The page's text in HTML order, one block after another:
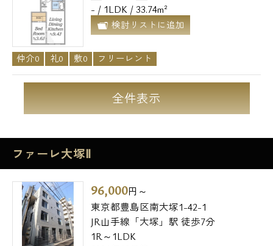
- / 1LDK / 33.74m²
検討リストに追加
仲介0 礼0 敷0 フリーレント
全件表示
ファーレ大塚Ⅱ
96,000円～
東京都豊島区南大塚1-42-1
JR山手線「大塚」駅 徒歩7分
1R～1LDK